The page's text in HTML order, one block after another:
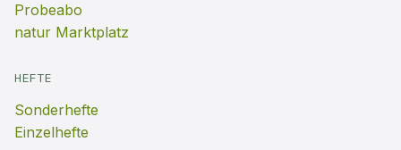
Probeabo
natur Marktplatz
HEFTE
Sonderhefte
Einzelhefte